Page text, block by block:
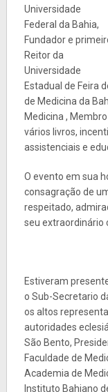
Universidade
Federal da Bahia,
Fundador e
Reitor da
Universidade
Estadual de Feira
de Medicina da
Medicina ,
vários livros,
assistenciais e
O evento em sua
consagração de
respeitado,
seu extraordinário
Estiveram
o Sub-Secretario
os altos
autoridades
São Bento,
Faculdade de
Academia de
Instituto Bahiano